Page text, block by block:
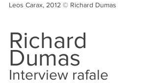
Leos Carax, 2012 © Richard Dumas
Richard
Dumas
Interview rafale